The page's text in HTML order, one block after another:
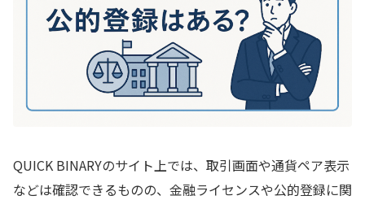
QUICK BINARYのサイト上では、取引画面や通貨ペア表示
などは確認できるものの、金融ライセンスや公的登録に関